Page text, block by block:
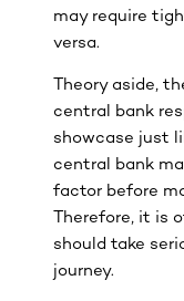
may require
versa.
Theory aside,
central bank
showcase just
central bank
factor before
Therefore, it is
should take
journey.